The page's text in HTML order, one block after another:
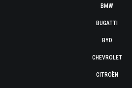
BMW
BUGATTI
BYD
CHEVROLET
CITROËN